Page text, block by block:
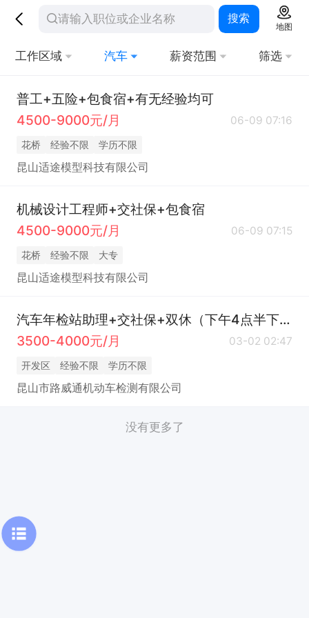
搜索
地图
工作区域 汽车 薪资范围 筛选
普工+五险+包食宿+有无经验均可
4500-9000元/月
06-09 07:16
花桥 经验不限 学历不限
昆山适途模型科技有限公司
机械设计工程师+交社保+包食宿
4500-9000元/月
06-09 07:15
花桥 经验不限 大专
昆山适途模型科技有限公司
汽车年检站助理+交社保+双休（下午4点半下班）
3500-4000元/月
03-02 02:47
开发区 经验不限 学历不限
昆山市路威通机动车检测有限公司
没有更多了